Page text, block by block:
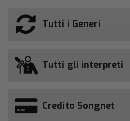
Tutti i Generi
Tutti gli interpreti
Credito Songnet